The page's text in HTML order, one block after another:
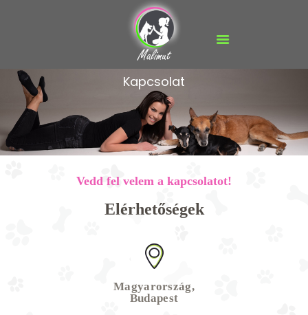
Kapcsolat
FŐOLDAL
MALIMUT VIDEÓK
FIZIOTERÁPIA
TERMÉKEK
Vedd fel velem a kapcsolatot!
Elérhetőségek
Magyarország,
Budapest